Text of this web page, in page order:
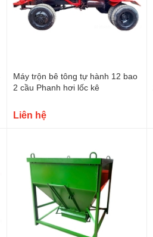
Máy trộn bê tông tự hành 12 bao
2 cầu Phanh hơi lốc kê
Liên hệ